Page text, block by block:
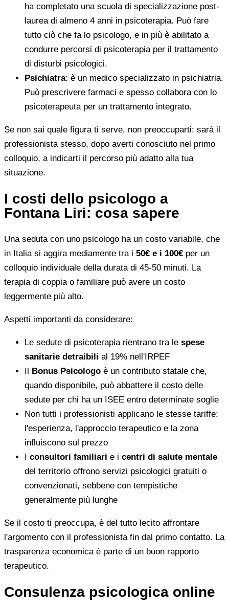
ha completato una scuola di specializzazione post-
laurea di almeno 4 anni in psicoterapia. Può fare
tutto ciò che fa lo psicologo, e in più è abilitato a
condurre percorsi di psicoterapia per il trattamento
di disturbi psicologici.
Psichiatra: è un medico specializzato in psichiatria.
Può prescrivere farmaci e spesso collabora con lo
psicoterapeuta per un trattamento integrato.
Se non sai quale figura ti serve, non preoccuparti: sarà il
professionista stesso, dopo averti conosciuto nel primo
colloquio, a indicarti il percorso più adatto alla tua
situazione.
I costi dello psicologo a
Fontana Liri: cosa sapere
Una seduta con uno psicologo ha un costo variabile, che
in Italia si aggira mediamente tra i 50€ e i 100€ per un
colloquio individuale della durata di 45-50 minuti. La
terapia di coppia o familiare può avere un costo
leggermente più alto.
Aspetti importanti da considerare:
Le sedute di psicoterapia rientrano tra le spese
sanitarie detraibili al 19% nell'IRPEF
Il Bonus Psicologo è un contributo statale che,
quando disponibile, può abbattere il costo delle
sedute per chi ha un ISEE entro determinate soglie
Non tutti i professionisti applicano le stesse tariffe:
l'esperienza, l'approccio terapeutico e la zona
influiscono sul prezzo
I consultori familiari e i centri di salute mentale
del territorio offrono servizi psicologici gratuiti o
convenzionati, sebbene con tempistiche
generalmente più lunghe
Se il costo ti preoccupa, è del tutto lecito affrontare
l'argomento con il professionista fin dal primo contatto. La
trasparenza economica è parte di un buon rapporto
terapeutico.
Consulenza psicologica online